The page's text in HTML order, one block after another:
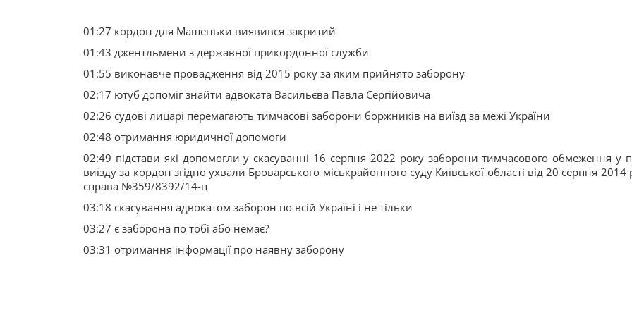
01:27 кордон для Машеньки виявився закритий
01:43 джентльмени з державної прикордонної служби
01:55 виконавче провадження від 2015 року за яким прийнято заборону
02:17 ютуб допоміг знайти адвоката Васильєва Павла Сергійовича
02:26 судові лицарі перемагають тимчасові заборони боржників на виїзд за межі України
02:48 отримання юридичної допомоги
02:49 підстави які допомогли у скасуванні 16 серпня 2022 року заборони тимчасового обмеження у
виїзду за кордон згідно ухвали Броварського міськрайонного суду Київської області від 20 серпня 2014
справа №359/8392/14-ц
03:18 скасування адвокатом заборон по всій Україні і не тільки
03:27 є заборона по тобі або немає?
03:31 отримання інформації про наявну заборону